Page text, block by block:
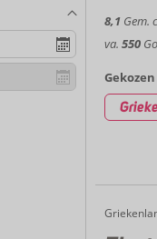
ritme.
te
8,1Gem.
va. 550
Home
Electra Luxury Apartments